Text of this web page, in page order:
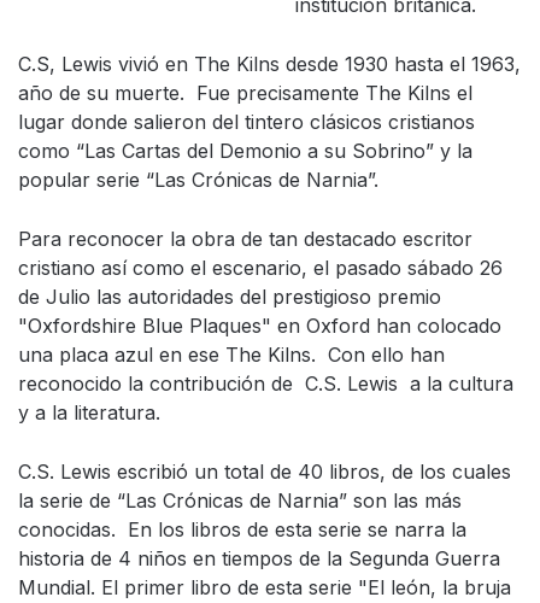
institución británica.
C.S, Lewis vivió en The Kilns desde 1930 hasta el 1963,
año de su muerte. Fue precisamente The Kilns el
lugar donde salieron del tintero clásicos cristianos
como “Las Cartas del Demonio a su Sobrino” y la
popular serie “Las Crónicas de Narnia”.
Para reconocer la obra de tan destacado escritor
cristiano así como el escenario, el pasado sábado 26
de Julio las autoridades del prestigioso premio
"Oxfordshire Blue Plaques" en Oxford han colocado
una placa azul en ese The Kilns. Con ello han
reconocido la contribución de C.S. Lewis a la cultura
y a la literatura.
C.S. Lewis escribió un total de 40 libros, de los cuales
la serie de “Las Crónicas de Narnia” son las más
conocidas. En los libros de esta serie se narra la
historia de 4 niños en tiempos de la Segunda Guerra
Mundial. El primer libro de esta serie "El león, la bruja